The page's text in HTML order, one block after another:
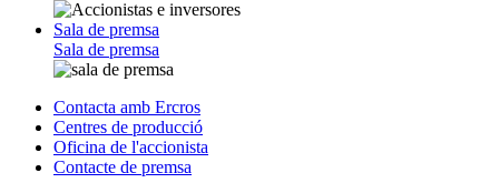
Sala de premsa
Sala de premsa
Contacta amb Ercros
Centres de producció
Oficina de l'accionista
Contacte de premsa